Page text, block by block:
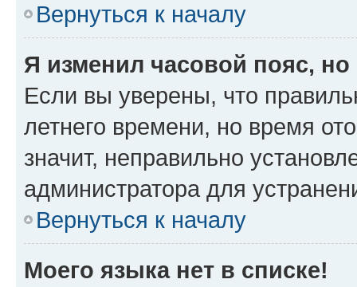
Вернуться к началу
Я изменил часовой пояс,
Если вы уверены, что
летнего времени, но время
значит, неправильно
администратора для
Вернуться к началу
Моего языка нет в списке!